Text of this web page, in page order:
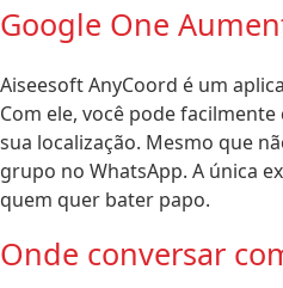
Google One
Aiseesoft AnyCoord é um
Com ele, você pode
sua localização. Mesmo que
grupo no WhatsApp. A única
quem quer bater papo.
Onde conversar